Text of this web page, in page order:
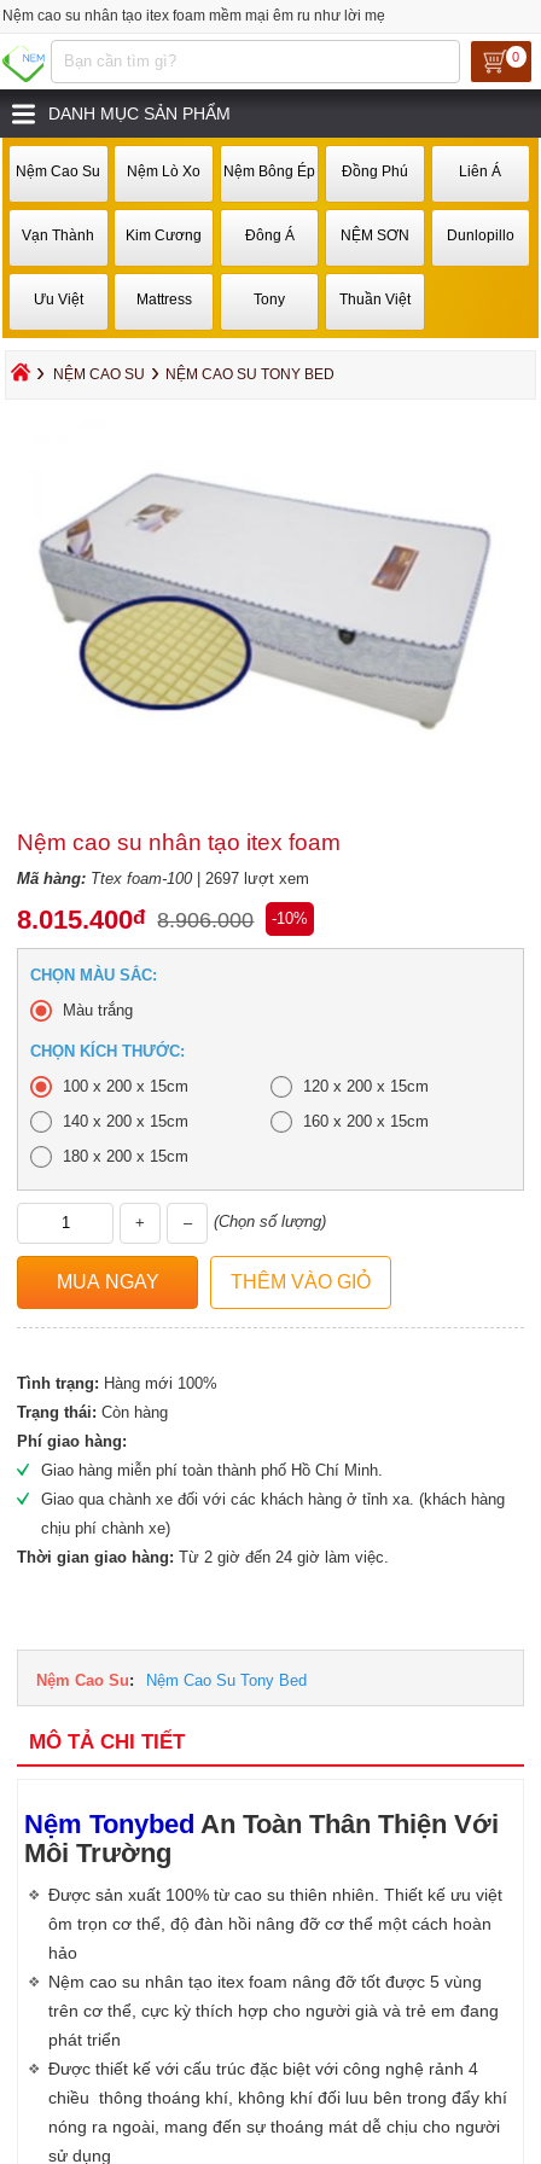
Nệm cao su nhân tạo itex foam mềm mại êm ru như lời mẹ
0
DANH MỤC SẢN PHẨM
Nệm Cao Su Nệm Lò Xo Nệm Bông Ép Đồng Phú Liên Á
Vạn Thành Kim Cương Đông Á NỆM SƠN Dunlopillo
Ưu Việt Mattress Tony Thuần Việt
› NỆM CAO SU › NỆM CAO SU TONY BED
Nệm cao su nhân tạo itex foam
Mã hàng: Ttex foam-100 | 2697 lượt xem
8.015.400đ 8.906.000 -10%
CHỌN MÀU SẮC:
Màu trắng
CHỌN KÍCH THƯỚC:
100 x 200 x 15cm
120 x 200 x 15cm
140 x 200 x 15cm
160 x 200 x 15cm
180 x 200 x 15cm
+ – (Chọn số lượng)
Tình trạng: Hàng mới 100%
Trạng thái:Còn hàng
Phí giao hàng:
Giao hàng miễn phí toàn thành phố Hồ Chí Minh.
Giao qua chành xe đối với các khách hàng ở tỉnh xa. (khách hàng
chịu phí chành xe)
Thời gian giao hàng: Từ 2 giờ đến 24 giờ làm việc.
Nệm Cao Su: Nệm Cao Su Tony Bed
MÔ TẢ CHI TIẾT
Nệm Tonybed An Toàn Thân Thiện Với
Môi Trường
Được sản xuất 100% từ cao su thiên nhiên. Thiết kế ưu việt
ôm trọn cơ thể, độ đàn hồi nâng đỡ cơ thể một cách hoàn
hảo
Nệm cao su nhân tạo itex foam nâng đỡ tốt được 5 vùng
trên cơ thể, cực kỳ thích hợp cho người già và trẻ em đang
phát triển
Được thiết kế với cấu trúc đặc biệt với công nghệ rảnh 4
chiều thông thoáng khí, không khí đối luu bên trong đẩy khí
nóng ra ngoài, mang đến sự thoáng mát dễ chịu cho người
sử dụng